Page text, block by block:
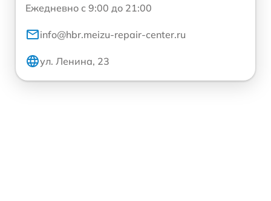
Ежедневно с 9:00 до 21:00
info@hbr.meizu-repair-center.ru
ул. Ленина, 23